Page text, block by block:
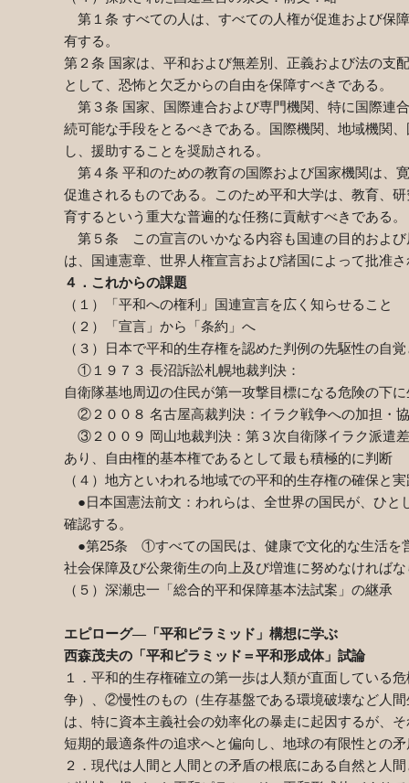
第１条 すべての人は、すべての人権が促進および保
有する。
第２条 国家は、平和および無差別、正義および法の支
として、恐怖と欠乏からの自由を保障すべきである。
第３条 国家、国際連合および専門機関、特に国際連
続可能な手段をとるべきである。国際機関、地域機関
し、援助することを奨励される。
第４条 平和のための教育の国際および国家機関は、
促進されるものである。このため平和大学は、教育、
育するという重大な普遍的な任務に貢献すべきである。
第５条 この宣言のいかなる内容も国連の目的および
は、国連憲章、世界人権宣言および諸国によって批准
４．これからの課題
（１）「平和への権利」国連宣言を広く知らせること
（２）「宣言」から「条約」へ
（３）日本で平和的生存権を認めた判例の先駆性の自
①１９７３ 長沼訴訟札幌地裁判決：
自衛隊基地周辺の住民が第一攻撃目標になる危険の下
②２００８ 名古屋高裁判決：イラク戦争への加担・
③２００９ 岡山地裁判決：第３次自衛隊イラク派遣
あり、自由権的基本権であるとして最も積極的に判断
（４）地方といわれる地域での平和的生存権の確保と
●日本国憲法前文：われらは、全世界の国民が、ひと
確認する。
●第25条 ①すべての国民は、健康で文化的な生活を
社会保障及び公衆衛生の向上及び増進に努めなければ
（５）深瀬忠一「総合的平和保障基本法試案」
エピローグ―「平和ピラミッド」構想に学ぶ
西森茂夫の「平和ピラミッド＝平和形成体」試論
１．平和的生存権確立の第一歩は人類が直面している
争）、②慢性のもの（生存基盤である環境破壊など人
は、特に資本主義社会の効率化の暴走に起因するが、
短期的最適条件の追求へと偏向し、地球の有限性との
２．現代は人間と人間との矛盾の根底にある自然と人